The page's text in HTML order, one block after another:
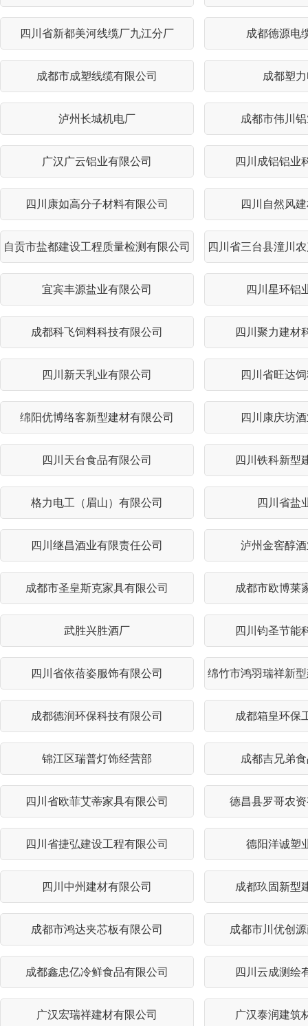
四川省新都美河线缆厂九江分厂 成都德源电
成都市成塑线缆有限公司 成都塑
泸州长城机电厂 成都市伟川
广汉广云铝业有限公司 四川成铝铝业
四川康如高分子材料有限公司 四川自然风
自贡市盐都建设工程质量检测有限公司 四川省三台县潼川
宜宾丰源盐业有限公司 四川星环铝
成都科飞饲料科技有限公司 四川聚力建材
四川新天乳业有限公司 四川省旺达
绵阳优博络客新型建材有限公司 四川康庆坊
四川天台食品有限公司 四川铁科新型
格力电工（眉山）有限公司 四川省盐
四川继昌酒业有限责任公司 泸州金窖醇
成都市圣皇斯克家具有限公司 成都市欧博莱
武胜兴胜酒厂 四川钧圣节能
四川省依蓓姿服饰有限公司 绵竹市鸿羽瑞祥新
成都德润环保科技有限公司 成都箱皇环保
锦江区瑞普灯饰经营部 成都吉兄弟
四川省欧菲艾蒂家具有限公司 德昌县罗哥农
四川省捷弘建设工程有限公司 德阳洋诚塑
四川中州建材有限公司 成都玖固新型
成都市鸿达夹芯板有限公司 成都市川优创
成都鑫忠亿冷鲜食品有限公司 四川云成测绘
广汉宏瑞祥建材有限公司 广汉泰润建筑